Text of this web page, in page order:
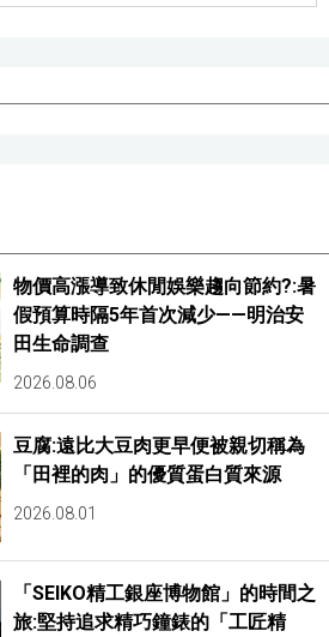
物價高漲導致休閒娛樂趨向節約?:暑
假預算時隔5年首次減少——明治安
田生命調查
2026.08.06
豆腐:遠比大豆肉更早便被親切稱為
「田裡的肉」的優質蛋白質來源
2026.08.01
「SEIKO精工銀座博物館」的時間之
旅:堅持追求精巧鐘錶的「工匠精